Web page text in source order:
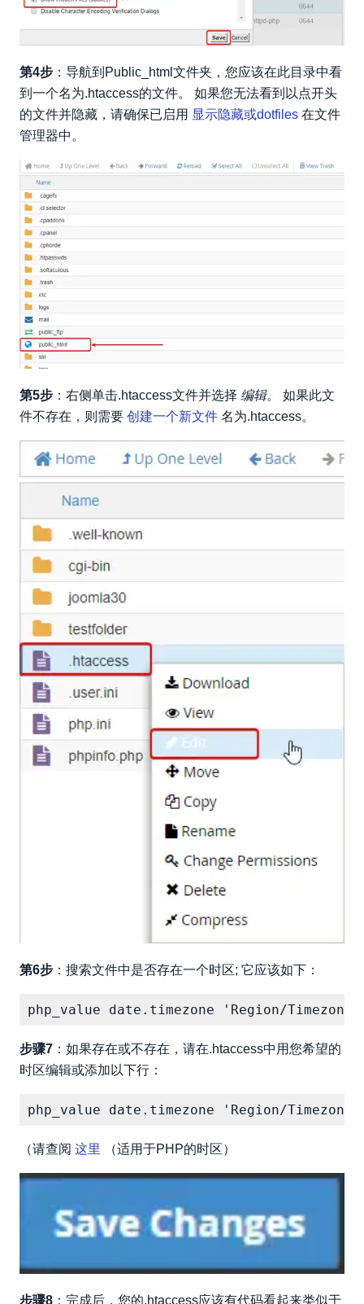
第4步 ：导航到Public_html文件夹，您应该在此目录中看
到一个名为.htaccess的文件。 如果您无法看到以点开头
的文件并隐藏，请确保已启用 显示隐藏或dotfiles 在文件
管理器中。
第5步 ：右侧单击.htaccess文件并选择 编辑。 如果此文
件不存在，则需要 创建一个新文件 名为.htaccess。
第6步 ：搜索文件中是否存在一个时区; 它应该如下：
步骤7 ：如果存在或不存在，请在.htaccess中用您希望的
时区编辑或添加以下行：
（请查阅 这里 （适用于PHP的时区）
步骤8 ：完成后，您的.htaccess应该有代码看起来类似于